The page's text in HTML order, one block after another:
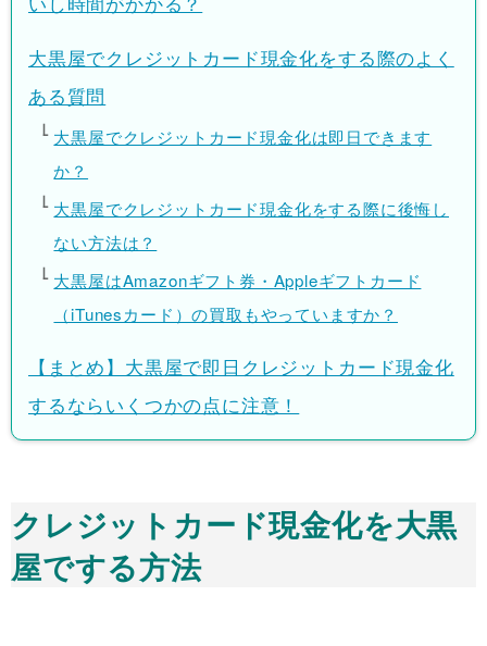
大黒屋でクレジットカード現金化をする際のよく
ある質問
大黒屋でクレジットカード現金化は即日できます
か？
大黒屋でクレジットカード現金化をする際に後悔し
ない方法は？
大黒屋はAmazonギフト券・Appleギフトカード
（iTunesカード）の買取もやっていますか？
【まとめ】大黒屋で即日クレジットカード現金化
するならいくつかの点に注意！
クレジットカード現金化を大黒
屋でする方法